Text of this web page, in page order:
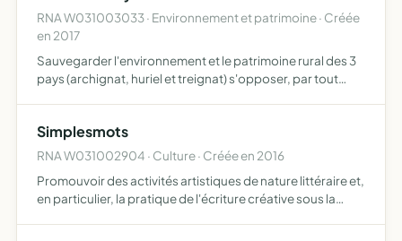
RNA W031003033 · Environnement et patrimoine · Créée
en 2017
Sauvegarder l'environnement et le patrimoine rural des 3
pays (archignat, huriel et treignat) s'opposer, par tout
Simplesmots
RNA W031002904 · Culture · Créée en 2016
Promouvoir des activités artistiques de nature littéraire et,
en particulier, la pratique de l'écriture créative sous la